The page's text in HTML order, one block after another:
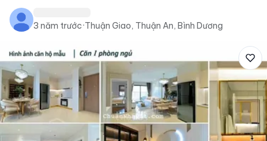
3 năm trước·Thuận Giao, Thuận An, Bình Dương